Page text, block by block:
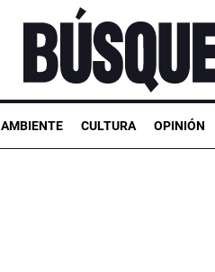
AMBIENTE CULTURA OPINIÓN